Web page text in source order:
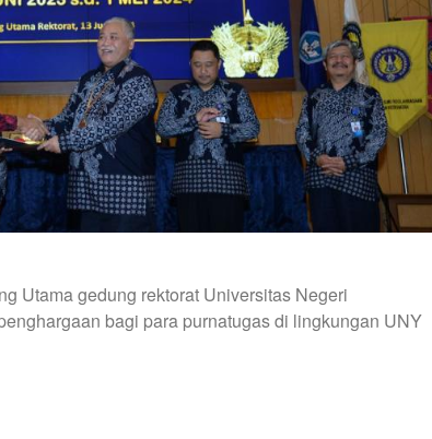
Utama gedung rektorat Universitas Negeri
bagi para purnatugas di lingkungan UNY